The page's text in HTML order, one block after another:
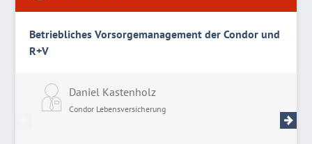
Betriebliches Vorsorgemanagement der Condor und
R+V
Daniel Kastenholz
Condor Lebensversicherung